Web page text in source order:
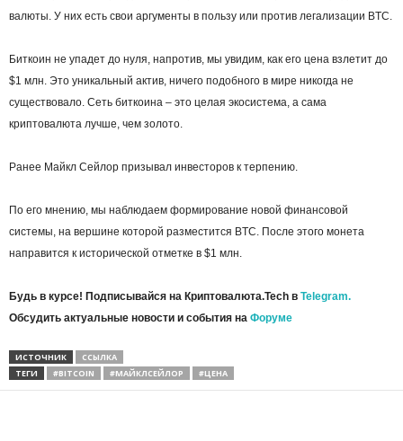
валюты. У них есть свои аргументы в пользу или против легализации BTC.
Биткоин не упадет до нуля, напротив, мы увидим, как его цена взлетит до
$1 млн. Это уникальный актив, ничего подобного в мире никогда не
существовало. Сеть биткоина – это целая экосистема, а сама
криптовалюта лучше, чем золото.
Ранее Майкл Сейлор призывал инвесторов к терпению.
По его мнению, мы наблюдаем формирование новой финансовой
системы, на вершине которой разместится BTC. После этого монета
направится к исторической отметке в $1 млн.
Будь в курсе! Подписывайся на Криптовалюта.Tech в Telegram.
Обсудить актуальные новости и события на Форуме
ИСТОЧНИК
ССЫЛКА
ТЕГИ
#BITCOIN #МАЙКЛСЕЙЛОР #ЦЕНА